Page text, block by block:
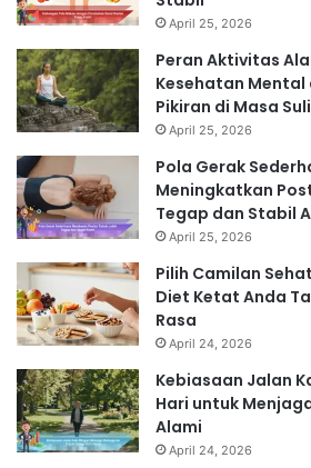
April 25, 2026
Peran Aktivitas
Kesehatan Mental
Pikiran di Masa
April 25, 2026
Pola Gerak
Meningkatkan
Tegap dan Stabil
April 25, 2026
Pilih Camilan
Diet Ketat Anda
Rasa
April 24, 2026
Kebiasaan Jalan
Hari untuk
Alami
April 24, 2026